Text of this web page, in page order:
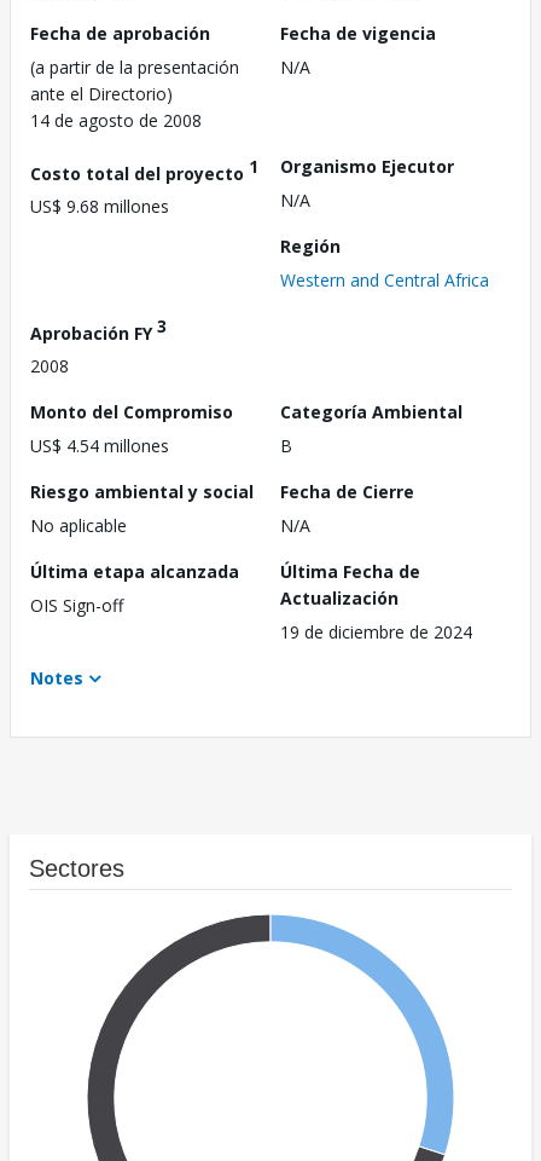
Fecha de aprobación
(a partir de la presentación
ante el Directorio)
14 de agosto de 2008
Fecha de vigencia
N/A
Costo total del proyecto 1
US$ 9.68 millones
Organismo Ejecutor
N/A
Región
Western and Central Africa
Aprobación FY3
2008
Monto del Compromiso
US$ 4.54 millones
Categoría Ambiental
B
Riesgo ambiental y social
No aplicable
Fecha de Cierre
N/A
Última etapa alcanzada
OIS Sign-off
Última Fecha de
Actualización
19 de diciembre de 2024
Notes
Sectores